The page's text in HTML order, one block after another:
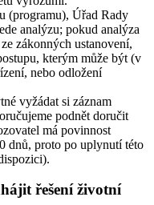
(programu), Úřad Rady
analýzu; pokud analýza
zákonných ustanovení,
kterým může být (v
nebo odložení
vyžádat si záznam
podnět doručit
má povinnost
dnů, proto po uplynutí této
řešení životní